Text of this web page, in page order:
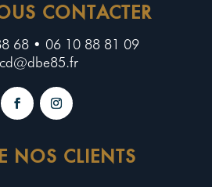
CONTACTER
68 • 06 10 88 81 09
NOS CLIENTS